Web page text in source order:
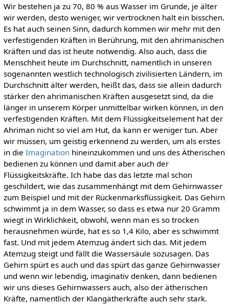
Wir bestehen ja zu 70, 80 % aus Wasser im Grunde, je älter
wir werden, desto weniger, wir vertrocknen halt ein bisschen.
Es hat auch seinen Sinn, dadurch kommen wir mehr mit den
verfestigenden Kräften in Berührung, mit den ahrimanischen
Kräften und das ist heute notwendig. Also auch, dass die
Menschheit heute im Durchschnitt, namentlich in unseren
sogenannten westlich technologisch zivilisierten Ländern, im
Durchschnitt älter werden, heißt das, dass sie allein dadurch
stärker den ahrimanischen Kräften ausgesetzt sind, da die
länger in unserem Körper unmittelbar wirken können, in den
verfestigenden Kräften. Mit dem Flüssigkeitselement hat der
Ahriman nicht so viel am Hut, da kann er weniger tun. Aber
wir müssen, um geistig erkennend zu werden, um als erstes
in die Imaginationhineinzukommen und uns des Ätherischen
bedienen zu können und damit aber auch der
Flüssigkeitskräfte. Ich habe das das letzte mal schon
geschildert, wie das zusammenhängt mit dem Gehirnwasser
zum Beispiel und mit der Rückenmarksflüssigkeit. Das Gehirn
schwimmt ja in dem Wasser, so dass es etwa nur 20 Gramm
wiegt in Wirklichkeit, obwohl, wenn man es so trocken
herausnehmen würde, hat es so 1,4 Kilo, aber es schwimmt
fast. Und mit jedem Atemzug ändert sich das. Mit jedem
Atemzug steigt und fällt die Wassersäule sozusagen. Das
Gehirn spürt es auch und das spürt das ganze Gehirnwasser
und wenn wir lebendig, imaginativ denken, dann bedienen
wir uns dieses Gehirnwassers auch, also der ätherischen
Kräfte, namentlich der Klangätherkräfte auch sehr stark.